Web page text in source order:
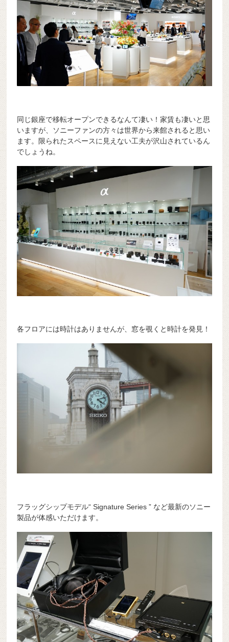
同じ銀座で移転オープンできるなんて凄い！家賃も凄いと思
いますが、ソニーファンの方々は世界から来館されると思い
ます。限られたスペースに見えない工夫が沢山されているん
でしょうね。
各フロアには時計はありませんが、窓を覗くと時計を発見！
フラッグシップモデル“ Signature Series ” など最新のソニー
製品が体感いただけます。